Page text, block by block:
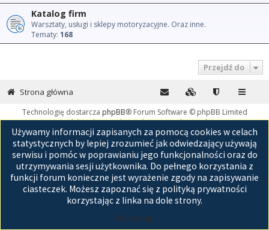
Katalog firm
Warsztaty, usługi i sklepy motoryzacyjne. Oraz inne.
Tematy: 168
Przejdź do
Używamy informacji zapisanych za pomocą cookies w celach
statystycznych by lepiej zrozumieć jak odwiedzający używają
serwisu i pomóc w poprawianiu jego funkcjonalności oraz do
utrzymywania sesji użytkownika. Do pełnego korzystania z
funkcji forum konieczne jest wyrażenie zgody na zapisywanie
ciasteczek. Możesz zapoznać się z polityką prywatności
korzystając z linka na dole strony.
Akceptuję
Strona główna
Technologię dostarcza phpBB® Forum Software © phpBB Limited
Polski pakiet językowy dostarczaphpBB.pl
GZIP: Off